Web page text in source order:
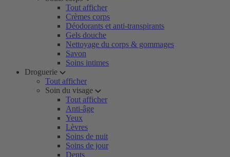
Tout afficher
Crèmes corps
Déodorants et anti-transpirants
Gels douche
Nettoyage du corps & gommages
Savon
Soins intimes
Droguerie
Tout afficher
Soin du visage
Tout afficher
Anti-âge
Yeux
Lèvres
Soins de nuit
Soins de jour
Dents